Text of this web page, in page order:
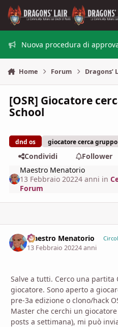
Vai al contenuto
Nuova procedura di
Home Forum Dragons’
[OSR] Giocatore
School
dnd os giocatore cerca gruppo
Condividi
Follower
Maestro Menatorio
13 Febbraio 20224 anni in
Forum
Maestro Menatorio
13 Febbraio 20224 anni
Salve a tutti. Cerco una partita
giocatore. Sono aperto a
pre-3a edizione o clono/hack
Master che cerchi un
posts a settimana), mi può